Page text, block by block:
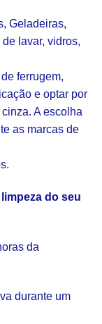
Geladeiras,
lavar, vidros,
ferrugem,
e optar por
A escolha
as marcas de
do seu
da
durante um